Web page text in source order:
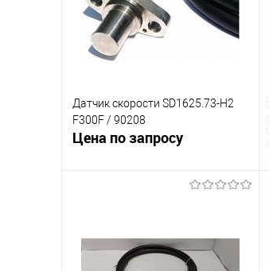
Датчик скорости SD1625.73-H2
F300F / 90208
Цена по запросу
В корзину
К сравнению
В избранное
Под заказ